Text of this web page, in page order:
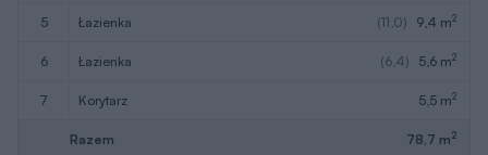
5 łazienka (11,0) 9,4 m2
6 łazienka (6,4) 5,6 m2
7 korytarz 5,5 m2
Razem 78,7 m2